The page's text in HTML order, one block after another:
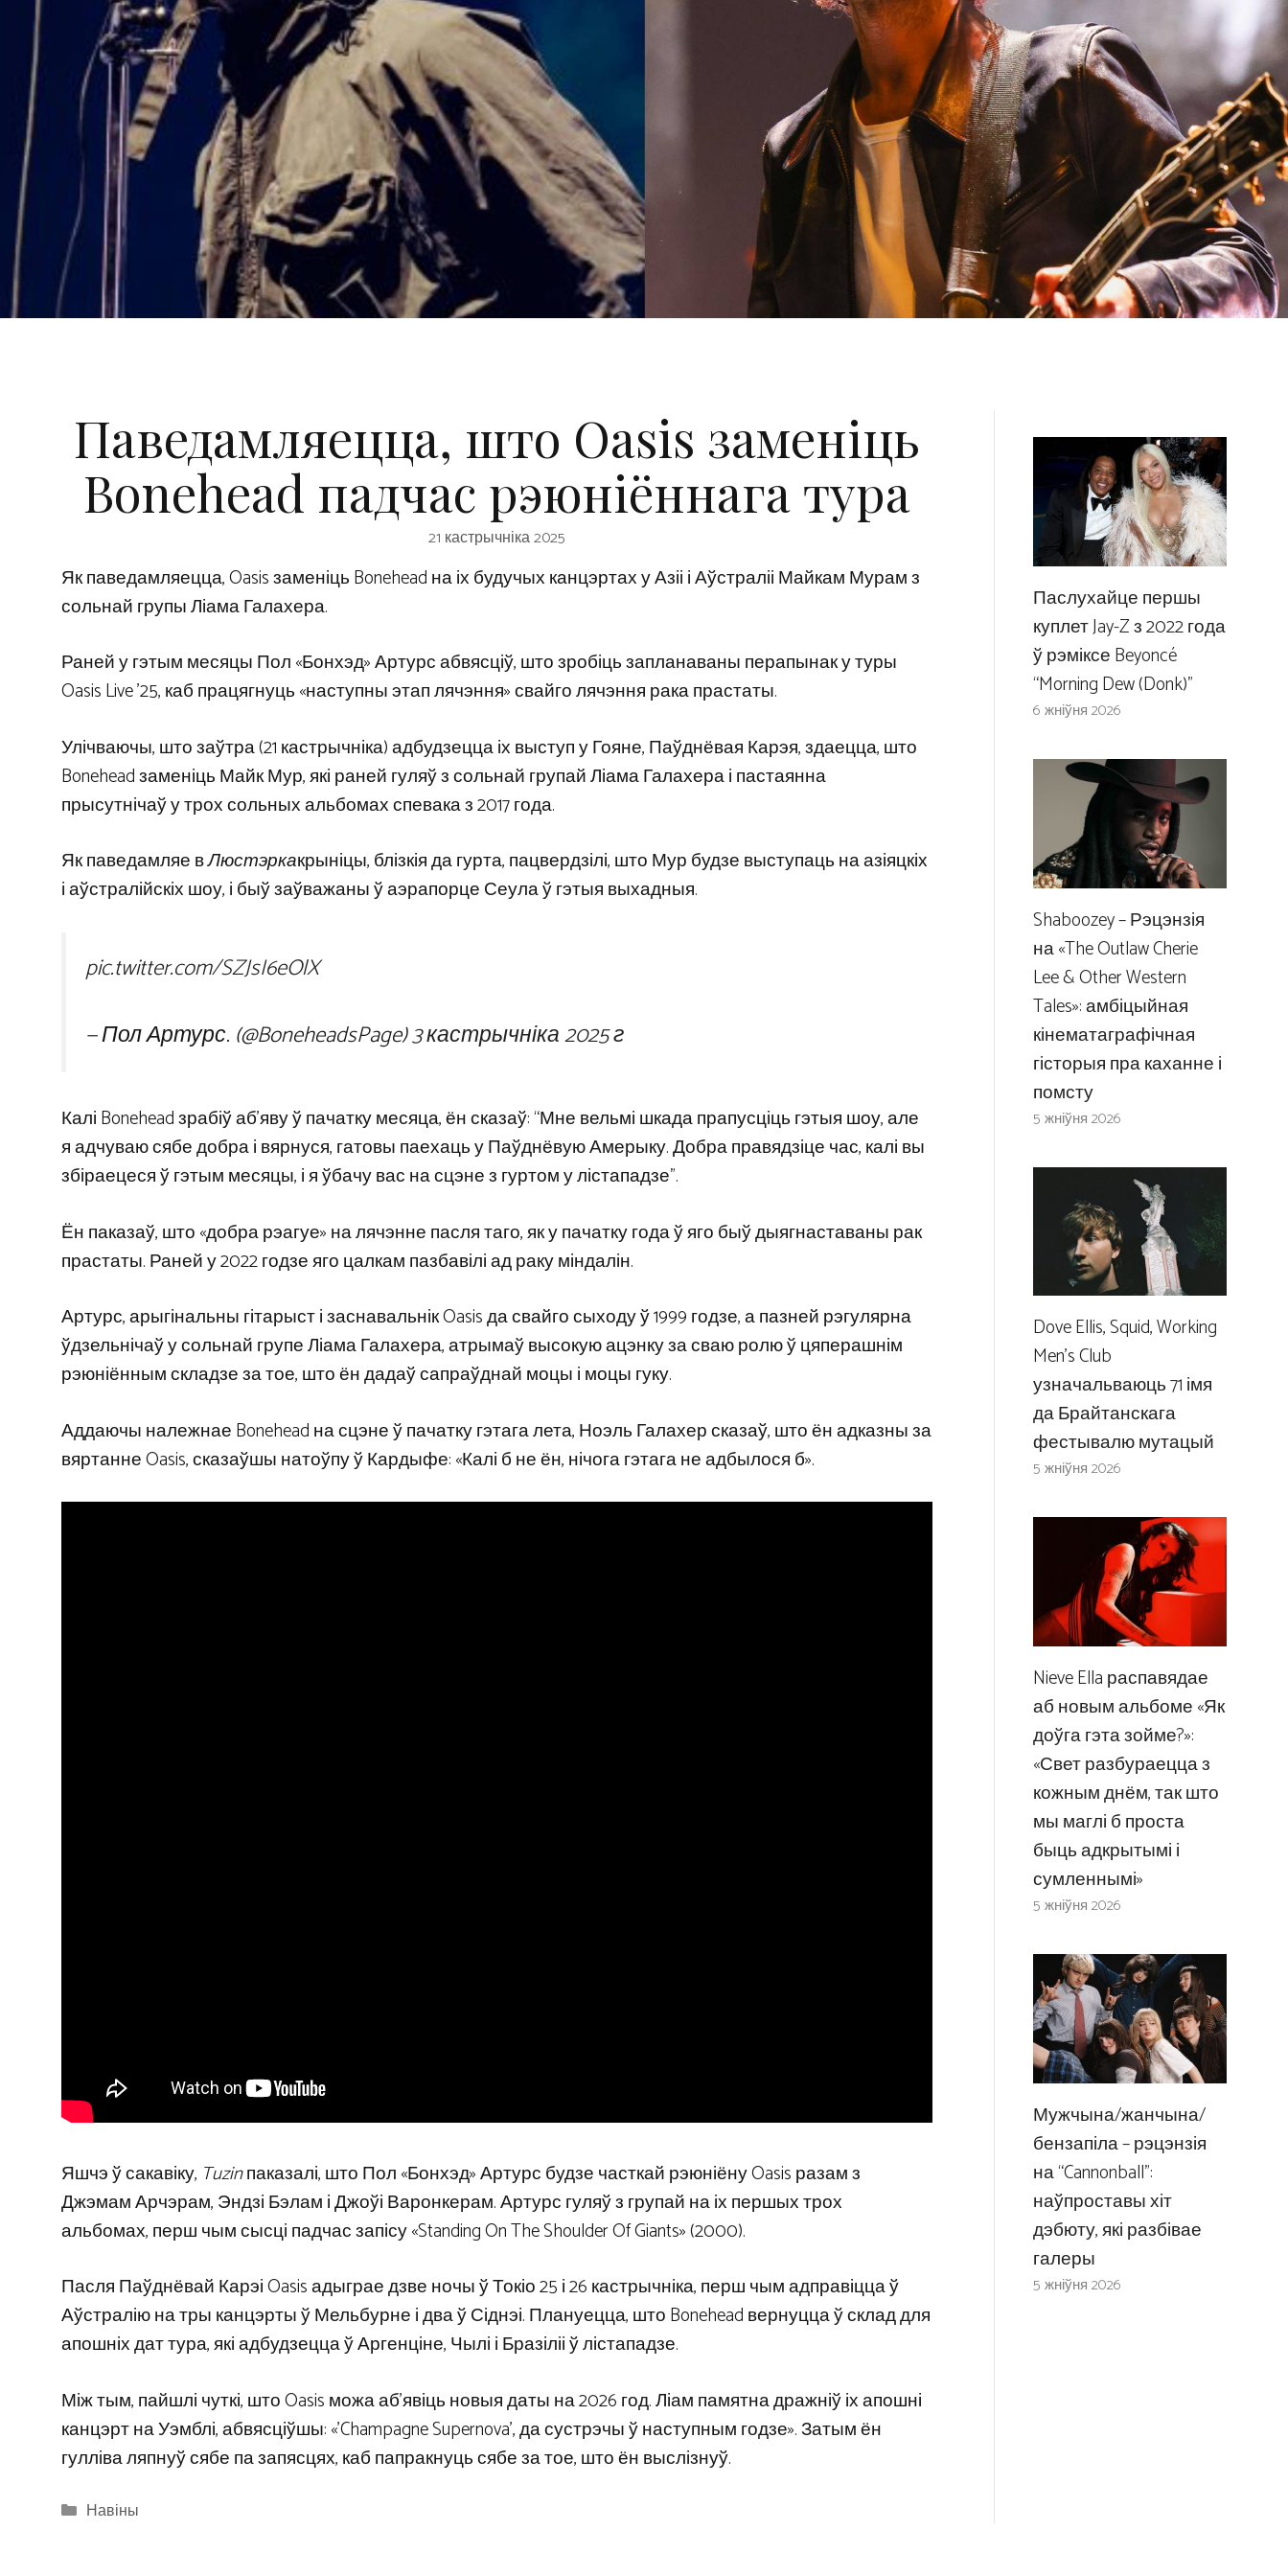
Паведамляецца, што Oasis заменіць
Bonehead падчас рэюніённага тура
21 кастрычніка 2025
Як паведамляецца, Oasis заменіць Bonehead на іх будучых канцэртах у Азіі і Аўстраліі Майкам Мурам з
сольнай групы Ліама Галахера.
Раней у гэтым месяцы Пол «Бонхэд» Артурс абвясціў, што зробіць запланаваны перапынак у туры
Oasis Live ’25, каб працягнуць «наступны этап лячэння» свайго лячэння рака прастаты.
Улічваючы, што заўтра (21 кастрычніка) адбудзецца іх выступ у Гояне, Паўднёвая Карэя, здаецца, што
Bonehead заменіць Майк Мур, які раней гуляў з сольнай групай Ліама Галахера і пастаянна
прысутнічаў у трох сольных альбомах спевака з 2017 года.
Як паведамляе вЛюстэркакрыніцы, блізкія да гурта, пацвердзілі, што Мур будзе выступаць на азіяцкіх
і аўстралійскіх шоу, і быў заўважаны ў аэрапорце Сеула ў гэтыя выхадныя.
pic.twitter.com/SZJsI6eOlX
— Пол Артурс. (@BoneheadsPage)3 кастрычніка 2025 г
Калі Bonehead зрабіў аб’яву ў пачатку месяца, ён сказаў: “Мне вельмі шкада прапусціць гэтыя шоу, але
я адчуваю сябе добра і вярнуся, гатовы паехаць у Паўднёвую Амерыку. Добра правядзіце час, калі вы
збіраецеся ў гэтым месяцы, і я ўбачу вас на сцэне з гуртом у лістападзе”.
Ён паказаў, што «добра рэагуе» на лячэнне пасля таго, як у пачатку года ў яго быў дыягнаставаны рак
прастаты. Раней у 2022 годзе яго цалкам пазбавілі ад раку міндалін.
Артурс, арыгінальны гітарыст і заснавальнік Oasis да свайго сыходу ў 1999 годзе, а пазней рэгулярна
ўдзельнічаў у сольнай групе Ліама Галахера, атрымаў высокую ацэнку за сваю ролю ў цяперашнім
рэюніённым складзе за тое, што ён дадаў сапраўднай моцы і моцы гуку.
Аддаючы належнае Bonehead на сцэне ў пачатку гэтага лета, Ноэль Галахер сказаў, што ён адказны за
вяртанне Oasis, сказаўшы натоўпу ў Кардыфе: «Калі б не ён, нічога гэтага не адбылося б».
Яшчэ ў сакавіку, Tuzinпаказалі, што Пол «Бонхэд» Артурс будзе часткай рэюніёну Oasis разам з
Джэмам Арчэрам, Эндзі Бэлам і Джоўі Варонкерам. Артурс гуляў з групай на іх першых трох
альбомах, перш чым сысці падчас запісу «Standing On The Shoulder Of Giants» (2000).
Пасля Паўднёвай Карэі Oasis адыграе дзве ночы ў Токіо 25 і 26 кастрычніка, перш чым адправіцца ў
Аўстралію на тры канцэрты ў Мельбурне і два ў Сіднэі. Плануецца, што Bonehead вернуцца ў склад для
апошніх дат тура, які адбудзецца ў Аргенціне, Чылі і Бразіліі ў лістападзе.
Між тым, пайшлі чуткі, што Oasis можа аб’явіць новыя даты на 2026 год. Ліам памятна дражніў іх апошні
канцэрт на Уэмблі, абвясціўшы: «’Champagne Supernova’, да сустрэчы ў наступным годзе». Затым ён
гулліва ляпнуў сябе па запясцях, каб папракнуць сябе за тое, што ён выслізнуў.
Categories
Навіны
Паслухайце першы
куплет Jay-Z з 2022 года
ў рэміксе Beyoncé
“Morning Dew (Donk)”
6 жніўня 2026
Shaboozey – Рэцэнзія
на «The Outlaw Cherie
Lee & Other Western
Tales»: амбіцыйная
кінематаграфічная
гісторыя пра каханне і
помсту
5 жніўня 2026
Dove Ellis, Squid, Working
Men’s Club
узначальваюць 71 імя
да Брайтанскага
фестывалю мутацый
5 жніўня 2026
Nieve Ella распавядае
аб новым альбоме «Як
доўга гэта зойме?»:
«Свет разбураецца з
кожным днём, так што
мы маглі б проста
быць адкрытымі і
сумленнымі»
5 жніўня 2026
Мужчына/жанчына/
бензапіла – рэцэнзія
на “Cannonball”:
наўпроставы хіт
дэбюту, які разбівае
галеры
5 жніўня 2026